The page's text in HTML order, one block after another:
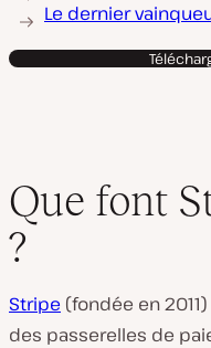
Le dernier
Que font
?
Stripe (fondée en
des passerelles de